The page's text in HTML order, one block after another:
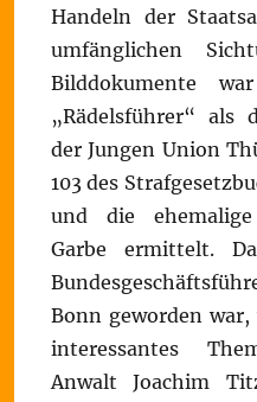
Handeln der
umfänglichen
Bilddokumente
„Rädelsführer“ als
der Jungen Union
103 des
und die ehemalige
Garbe ermittelt.
Bonn geworden
interessantes
Anwalt Joachim